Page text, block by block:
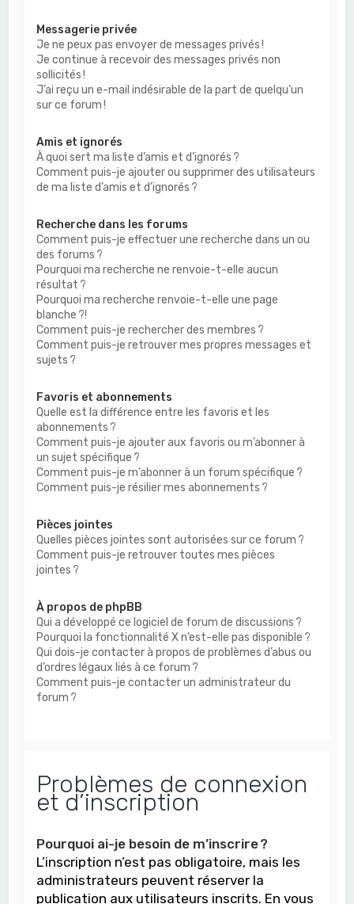
Messagerie privée
Je ne peux pas envoyer de messages privés !
Je continue à recevoir des messages privés non
sollicités !
J’ai reçu un e-mail indésirable de la part de quelqu’un
sur ce forum !
Amis et ignorés
À quoi sert ma liste d’amis et d’ignorés ?
Comment puis-je ajouter ou supprimer des utilisateurs
de ma liste d’amis et d’ignorés ?
Recherche dans les forums
Comment puis-je effectuer une recherche dans un ou
des forums ?
Pourquoi ma recherche ne renvoie-t-elle aucun
résultat ?
Pourquoi ma recherche renvoie-t-elle une page
blanche ?!
Comment puis-je rechercher des membres ?
Comment puis-je retrouver mes propres messages et
sujets ?
Favoris et abonnements
Quelle est la différence entre les favoris et les
abonnements ?
Comment puis-je ajouter aux favoris ou m’abonner à
un sujet spécifique ?
Comment puis-je m’abonner à un forum spécifique ?
Comment puis-je résilier mes abonnements ?
Pièces jointes
Quelles pièces jointes sont autorisées sur ce forum ?
Comment puis-je retrouver toutes mes pièces
jointes ?
À propos de phpBB
Qui a développé ce logiciel de forum de discussions ?
Pourquoi la fonctionnalité X n’est-elle pas disponible ?
Qui dois-je contacter à propos de problèmes d’abus ou
d’ordres légaux liés à ce forum ?
Comment puis-je contacter un administrateur du
forum ?
Problèmes de connexion
et d’inscription
Pourquoi ai-je besoin de m’inscrire ?
L’inscription n’est pas obligatoire, mais les
administrateurs peuvent réserver la
publication aux utilisateurs inscrits. En vous